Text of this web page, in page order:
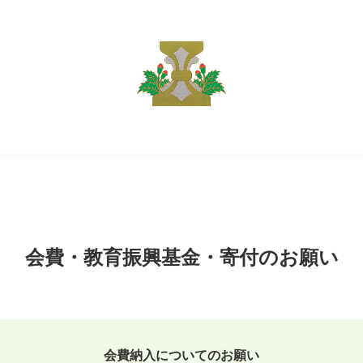
会費・教育振興基金・寄付のお願い
会費納入についてのお願い